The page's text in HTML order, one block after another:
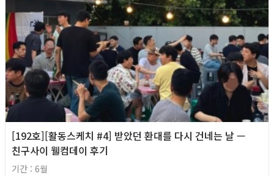
[192호][활동스케치 #4] 받았던 환대를 다시 건네는 날 —
친구사이 웰컴데이 후기
기간 : 6월